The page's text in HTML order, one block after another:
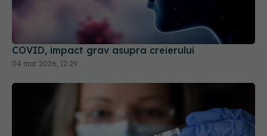
COVID, impact grav asupra creierului
04 mar 2026, 12:29